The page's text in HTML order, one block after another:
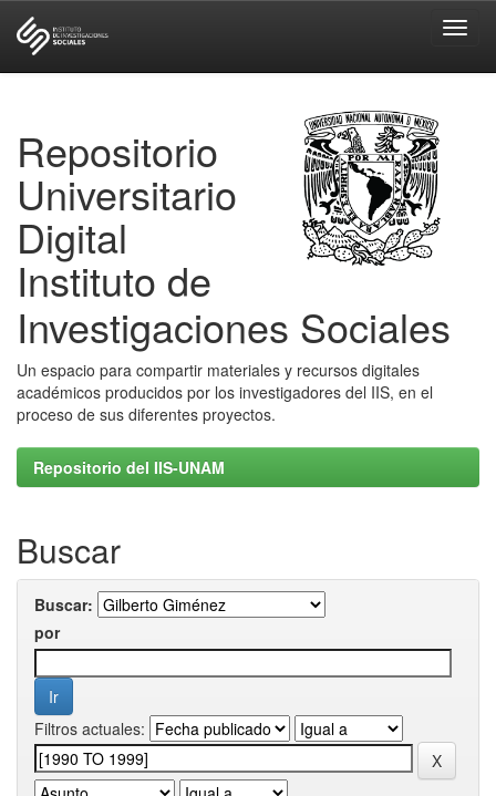
Repositorio
Universitario
Digital
Instituto de
Investigaciones Sociales
Un espacio para compartir materiales y recursos digitales
académicos producidos por los investigadores del IIS, en el
proceso de sus diferentes proyectos.
Repositorio del IIS-UNAM
Buscar
Buscar:
por
Filtros actuales: